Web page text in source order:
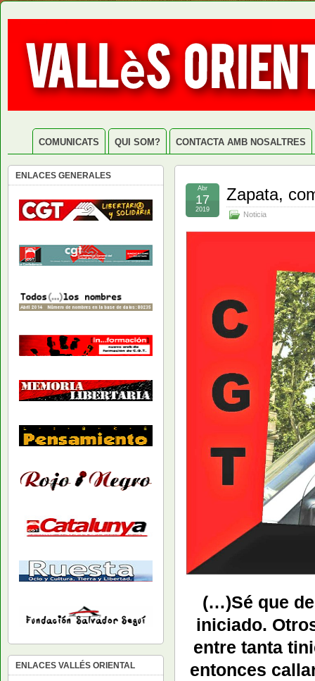
COMUNICATS QUI SOM? CONTACTA AMB NOSALTRES
Zapata,
Noticia
Abr
17
2019
(…)Sé que
iniciado.
entre tanta
entonces
ENLACES GENERALES
ENLACES VALLÉS ORIENTAL